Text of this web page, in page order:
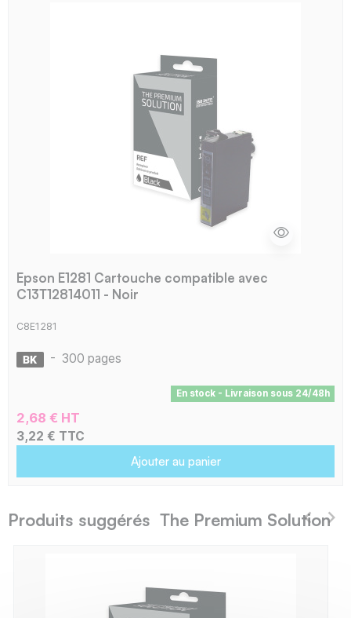
Epson E1281 Cartouche compatible avec
C13T12814011 - Noir
C8E1281
- 300 pages
En stock - Livraison sous 24/48h
2,68 € HT
3,22 € TTC
Ajouter au panier
Produits suggérés The Premium Solution